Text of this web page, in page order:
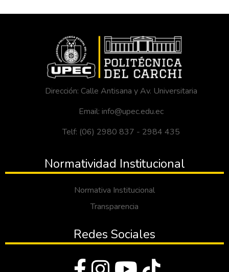
Dirección: Calle Antisana y Av. Universitaria
Email: info@upec.edu.ec
Telf: (06) 2980 837 - 2984 435
Normatividad Institucional
Normativa Institucional
Transparencia
Redes Sociales